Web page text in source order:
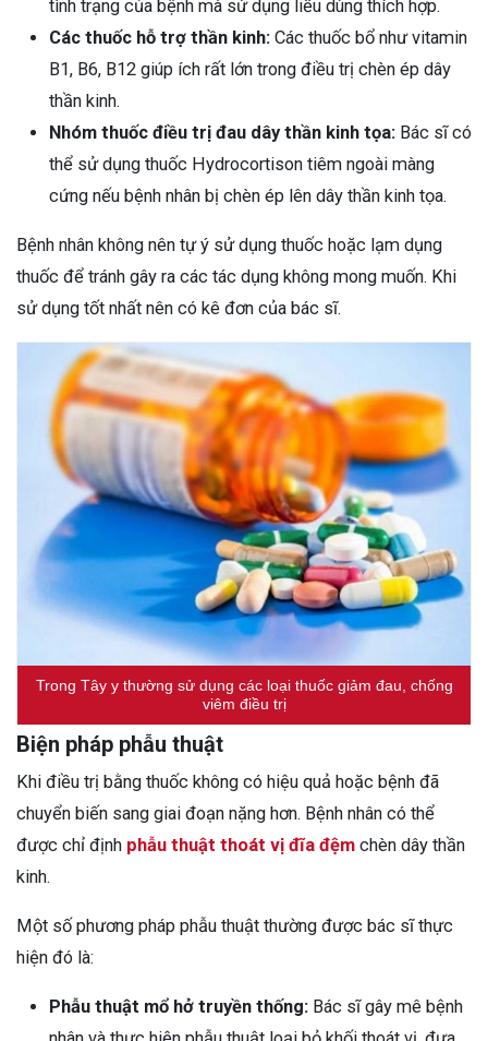
tình trạng của bệnh mà sử dụng liều dùng thích hợp.
Các thuốc hỗ trợ thần kinh: Các thuốc bổ như vitamin
B1, B6, B12 giúp ích rất lớn trong điều trị chèn ép dây
thần kinh.
Nhóm thuốc điều trị đau dây thần kinh tọa: Bác sĩ có
thể sử dụng thuốc Hydrocortison tiêm ngoài màng
cứng nếu bệnh nhân bị chèn ép lên dây thần kinh tọa.
Bệnh nhân không nên tự ý sử dụng thuốc hoặc lạm dụng
thuốc để tránh gây ra các tác dụng không mong muốn. Khi
sử dụng tốt nhất nên có kê đơn của bác sĩ.
Trong Tây y thường sử dụng các loại thuốc giảm đau, chống
viêm điều trị
Biện pháp phẫu thuật
Khi điều trị bằng thuốc không có hiệu quả hoặc bệnh đã
chuyển biến sang giai đoạn nặng hơn. Bệnh nhân có thể
được chỉ định phẫu thuật thoát vị đĩa đệm chèn dây thần
kinh.
Một số phương pháp phẫu thuật thường được bác sĩ thực
hiện đó là:
Phẫu thuật mổ hở truyền thống: Bác sĩ gây mê bệnh